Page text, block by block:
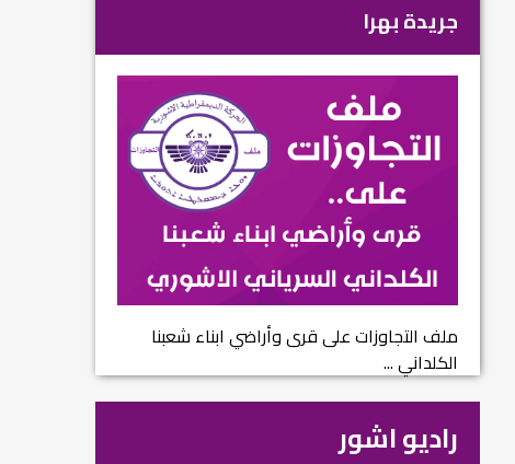
جريدة بهرا
ملف التجاوزات على قرى وأراضي ابناء شعبنا
الكلداني ...
راديو اشور